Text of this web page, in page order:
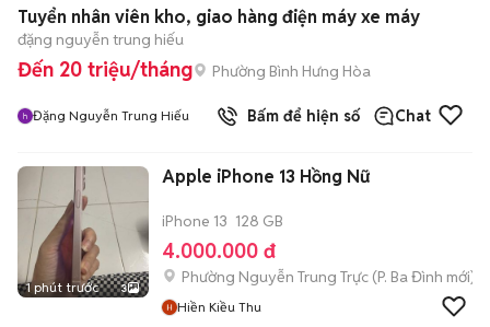
Tuyển nhân viên kho, giao hàng điện máy xe máy
đặng nguyễn trung hiếu
Đến 20 triệu/tháng Phường Bình Hưng Hòa
Đặng Nguyễn Trung Hiếu Bấm để hiện số Chat
1 phút trước 3
Apple iPhone 13 Hồng Nữ
iPhone 13 128 GB
4.000.000 đ
Phường Nguyễn Trung Trực (P. Ba Đình mới)
Hiền Kiều Thu